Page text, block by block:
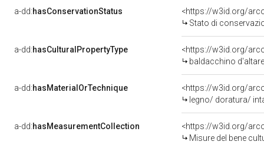
a-dd:hasConservationStatus
<https://w3id.org/
Stato di
a-dd:hasCulturalPropertyType
<https://w3id.org/
baldacchino d'altare
a-dd:hasMaterialOrTechnique
<https://w3id.org/
legno/ doratura/
a-dd:hasMeasurementCollection
<https://w3id.org/
Misure del bene